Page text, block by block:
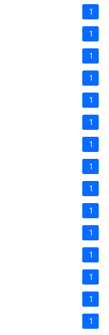
1
1
1
1
1
1
1
1
1
1
1
1
1
1
1